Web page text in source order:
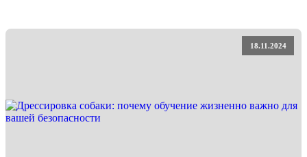
18.11.2024